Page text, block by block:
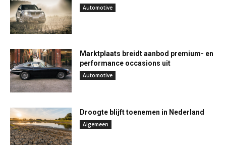
Automotive
Marktplaats breidt aanbod premium- en
performance occasions uit
Automotive
Droogte blijft toenemen in Nederland
Algemeen